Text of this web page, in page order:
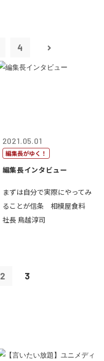
4
2021.05.01
編集長がゆく！
編集長インタビュー
まずは自分で実際にやってみ
ることが信条 相模屋食料
社長 鳥越淳司
2 3